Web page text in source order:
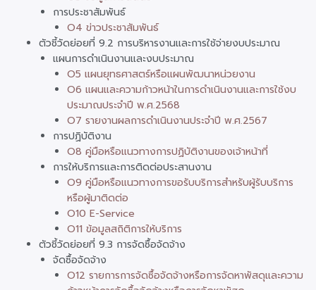
การประชาสัมพันธ์
O4 ข่าวประชาสัมพันธ์
ตัวชี้วัดย่อยที่ 9.2 การบริหารงานและการใช้จ่ายงบประมาณ
แผนการดำเนินงานและงบประมาณ
O5 แผนยุทธศาสตร์หรือแผนพัฒนาหน่วยงาน
O6 แผนและความก้าวหน้าในการดำเนินงานและการใช้งบ
ประมาณประจำปี พ.ศ.2568
O7 รายงานผลการดำเนินงานประจำปี พ.ศ.2567
การปฏิบัติงาน
O8 คู่มือหรือแนวทางการปฏิบัติงานของเจ้าหน้าที่
การให้บริการและการติดต่อประสานงาน
O9 คู่มือหรือแนวทางการขอรับบริการสำหรับผู้รับบริการ
หรือผู้มาติดต่อ
O10 E-Service
O11 ข้อมูลสถิติการให้บริการ
ตัวชี้วัดย่อยที่ 9.3 การจัดซื้อจัดจ้าง
จัดซื้อจัดจ้าง
O12 รายการการจัดซื้อจัดจ้างหรือการจัดหาพัสดุและความ